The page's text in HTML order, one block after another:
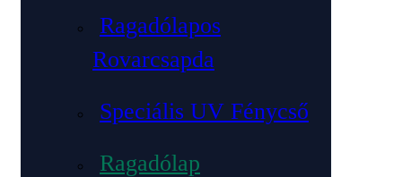
Ragadólapos
Rovarcsapda
Speciális UV Fénycső
Ragadólap